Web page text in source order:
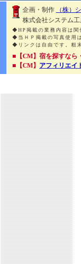
企画・制作
（株）
株式会社システム
◆HP掲載の業務内容は関
◆当ＨＰ掲載の写真使用
◆リンクは自由です。粗
■【CM】宿を探すなら
■【CM】 アフィリエイ